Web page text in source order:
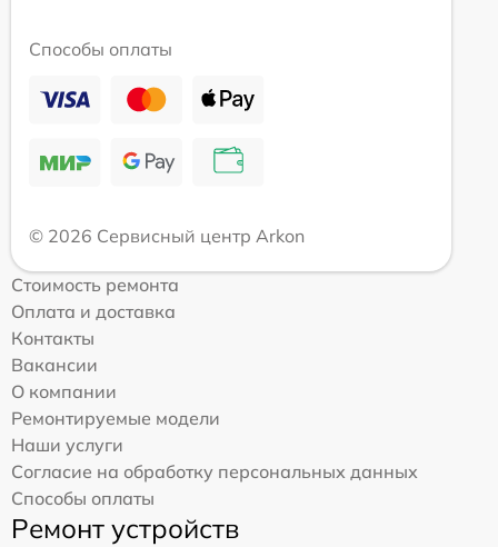
Способы оплаты
© 2026 Сервисный центр Arkon
Стоимость ремонта
Оплата и доставка
Контакты
Вакансии
О компании
Ремонтируемые модели
Наши услуги
Согласие на обработку персональных данных
Способы оплаты
Ремонт устройств